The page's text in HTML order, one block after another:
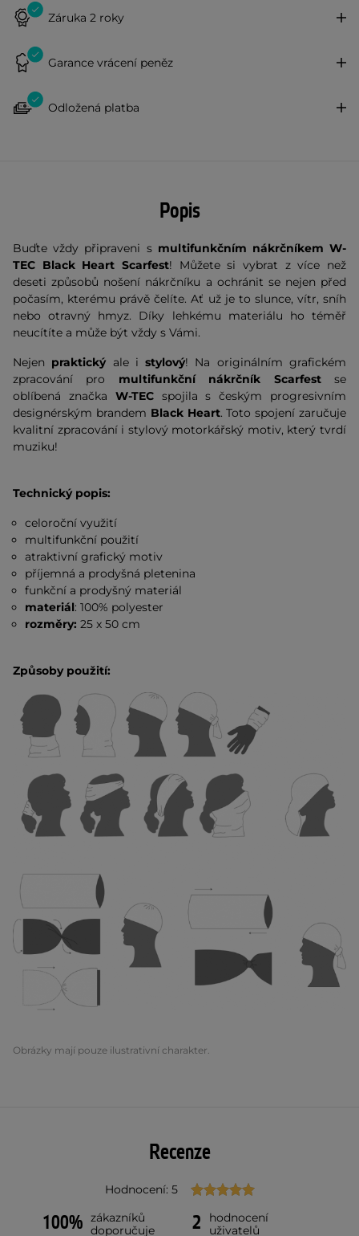
Záruka 2 roky
Garance vrácení peněz
Odložená platba
Popis
Buďte vždy připraveni smultifunkčním nákrčníkem W-
TEC Black Heart Scarfest! Můžete si vybrat z více než
deseti způsobů nošení nákrčníku a ochránit se nejen před
počasím, kterému právě čelíte. Ať už je to slunce, vítr, sníh
nebo otravný hmyz. Díky lehkému materiálu ho téměř
neucítíte a může být vždy s Vámi.
Nejen praktickýale istylový! Na originálním grafickém
zpracování pro multifunkční nákrčník Scarfestse
oblíbená značka W-TECspojila s českým progresivním
designérským brandem Black Heart. Toto spojení zaručuje
kvalitní zpracování i stylový motorkářský motiv, který tvrdí
muziku!
Technický popis:
celoroční využití
multifunkční použití
atraktivní grafický motiv
příjemná a prodyšná pletenina
funkční a prodyšný materiál
materiál: 100% polyester
rozměry:25 x 50 cm
Způsoby použití:
Obrázky mají pouze ilustrativní charakter.
Recenze
Hodnocení: 5
100%
zákazníků
doporučuje
2
hodnocení
uživatelů